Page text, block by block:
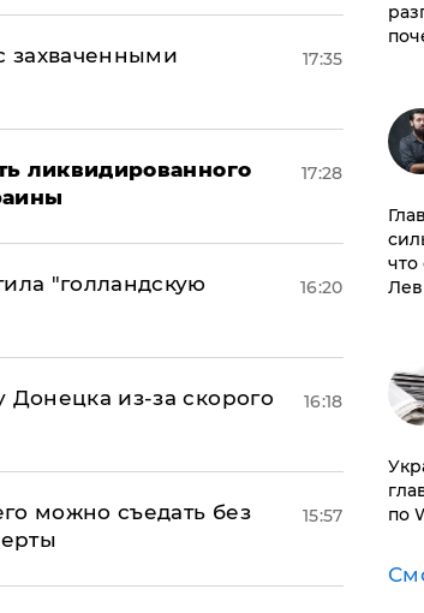
захваченными
17:35
ликвидированного
17:28
"голландскую
16:20
Донецка из-за скорого
16:18
можно съедать без
15:57
что
по